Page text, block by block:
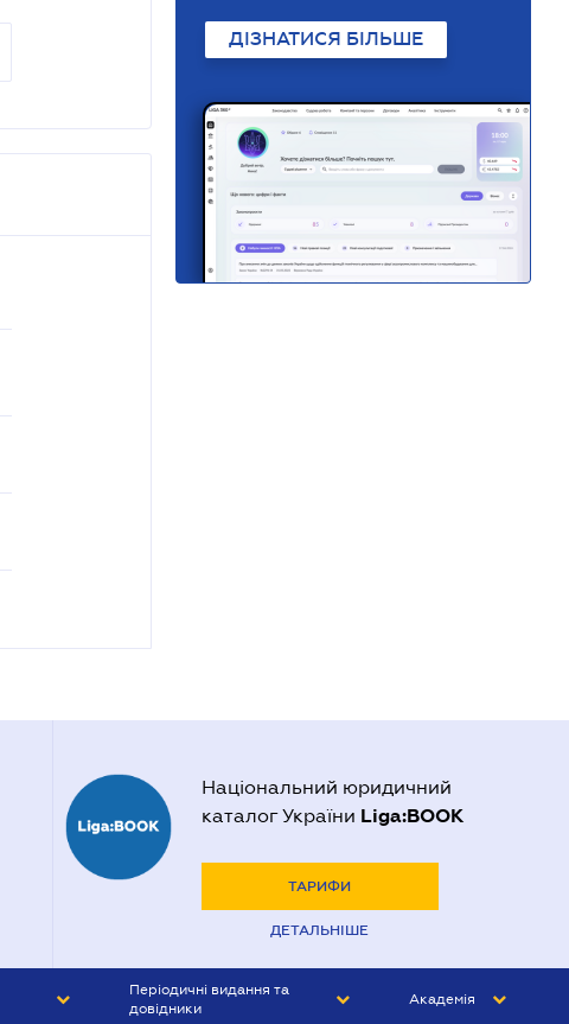
ДІЗНАТИСЯ БІЛЬШЕ
Національний юридичний
каталог України Liga:BOOK
ТАРИФИ
ДЕТАЛЬНІШЕ
Періодичні видання та
довідники
Академія